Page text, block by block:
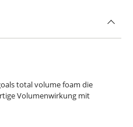
total volume foam die
Volumenwirkung mit